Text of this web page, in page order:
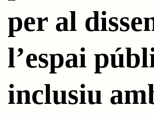
per al
l’espai
inclusiu